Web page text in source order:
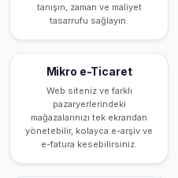
tanışın, zaman ve maliyet
tasarrufu sağlayın.
Mikro e-Ticaret
Web siteniz ve farklı
pazaryerlerindeki
mağazalarınızı tek ekrandan
yönetebilir, kolayca e-arşiv ve
e-fatura kesebilirsiniz.